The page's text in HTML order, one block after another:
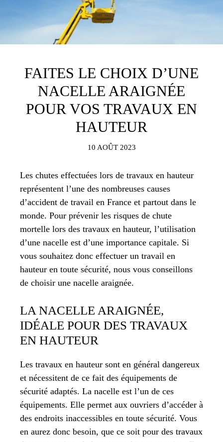
FAITES LE CHOIX D’UNE
NACELLE ARAIGNÉE
POUR VOS TRAVAUX EN
HAUTEUR
10 AOÛT 2023
Les chutes effectuées lors de travaux en hauteur
représentent l’une des nombreuses causes
d’accident de travail en France et partout dans le
monde. Pour prévenir les risques de chute
mortelle lors des travaux en hauteur, l’utilisation
d’une nacelle est d’une importance capitale. Si
vous souhaitez donc effectuer un travail en
hauteur en toute sécurité, nous vous conseillons
de choisir une nacelle araignée.
LA NACELLE ARAIGNÉE,
IDÉALE POUR DES TRAVAUX
EN HAUTEUR
Les travaux en hauteur sont en général dangereux
et nécessitent de ce fait des équipements de
sécurité adaptés. La nacelle est l’un de ces
équipements. Elle permet aux ouvriers d’accéder à
des endroits inaccessibles en toute sécurité. Vous
en aurez donc besoin, que ce soit pour des travaux